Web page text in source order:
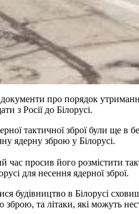
про порядок
з Росії до Білорусі.
тактичної зброї були ще в
ядерну зброю у Білорусі.
просив його розмістити
для несення ядерної зброї.
будівництво в Білорусі
та літаки, які можуть